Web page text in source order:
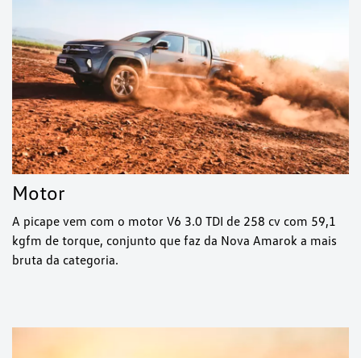
Motor
A picape vem com o motor V6 3.0 TDI de 258 cv com 59,1
kgfm de torque, conjunto que faz da Nova Amarok a mais
bruta da categoria.